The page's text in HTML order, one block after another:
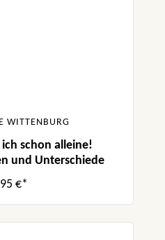
WITTENBURG
ich schon alleine!
und Unterschiede
€*